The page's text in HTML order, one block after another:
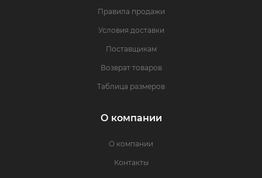
Правила продажи
Условия доставки
Поставщикам
Возврат товаров
Таблица размеров
О компании
О компании
Контакты